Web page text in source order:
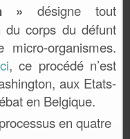
» désigne tout
du corps du défunt
organismes.
, ce procédé n’est
aux Etats-
en Belgique.
en quatre